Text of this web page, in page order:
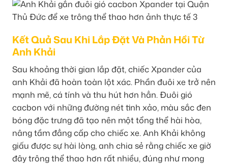
Kết Quả Sau Khi Lắp Đặt Và Phản Hồi Từ
Anh Khải
Sau khoảng thời gian lắp đặt, chiếc Xpander của
anh Khải đã hoàn toàn lột xác. Phần đuôi xe trở nên
mạnh mẽ, cá tính và thu hút hơn hẳn. Đuôi gió
cacbon với những đường nét tinh xảo, màu sắc đen
bóng đặc trưng đã tạo nên một tổng thể hài hòa,
nâng tầm đẳng cấp cho chiếc xe. Anh Khải không
giấu được sự hài lòng, anh chia sẻ rằng chiếc xe giờ
đây trông thể thao hơn rất nhiều, đúng như mong